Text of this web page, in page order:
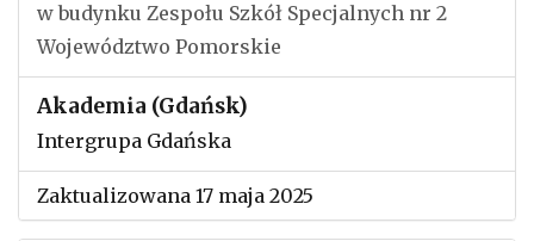
w budynku Zespołu Szkół Specjalnych nr 2
Województwo Pomorskie
Akademia (Gdańsk)
Intergrupa Gdańska
Zaktualizowana 17 maja 2025